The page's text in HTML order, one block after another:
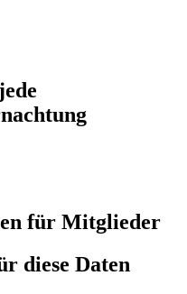
für Mitglieder
diese Daten